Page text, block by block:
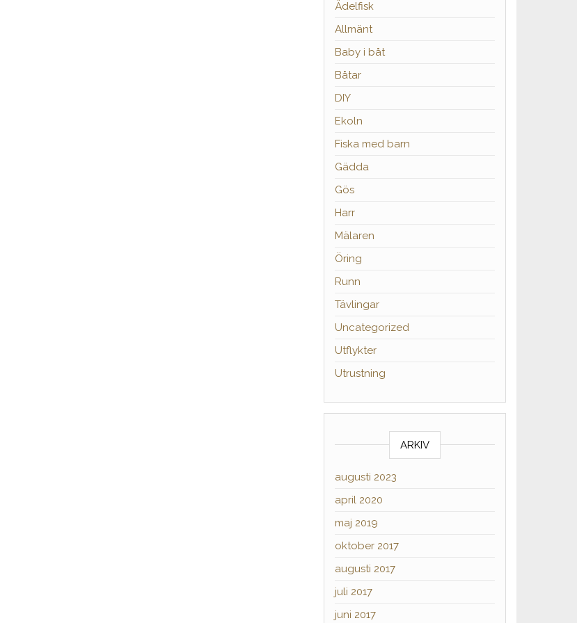
Ädelfisk
Allmänt
Baby i båt
Båtar
DIY
Ekoln
Fiska med barn
Gädda
Gös
Harr
Mälaren
Öring
Runn
Tävlingar
Uncategorized
Utflykter
Utrustning
ARKIV
augusti 2023
april 2020
maj 2019
oktober 2017
augusti 2017
juli 2017
juni 2017